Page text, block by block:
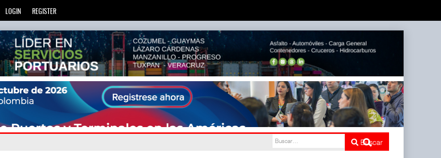
LOGIN REGISTER
Buscar